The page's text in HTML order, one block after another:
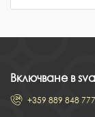
Включване в
+359 889 848 777